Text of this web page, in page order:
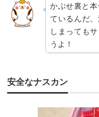
かぶせ裏と
ているんだ
しまっても
うよ！
安全なナスカン